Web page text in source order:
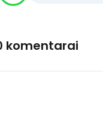
komentarai